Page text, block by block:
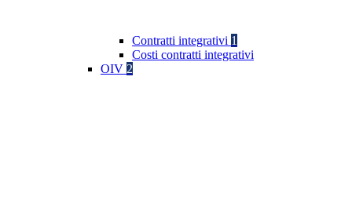
Contratti integrativi 1
Costi contratti integrativi
OIV 2